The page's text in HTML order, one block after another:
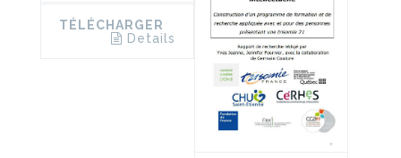
TÉLÉCHARGER
Details